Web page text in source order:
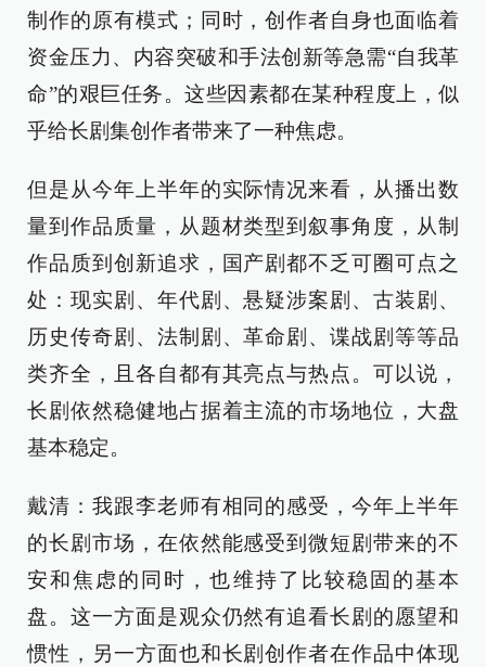
制作的原有模式；同时，创作者自身也面临着
资金压力、内容突破和手法创新等急需“自我革
命”的艰巨任务。这些因素都在某种程度上，似
乎给长剧集创作者带来了一种焦虑。
但是从今年上半年的实际情况来看，从播出数
量到作品质量，从题材类型到叙事角度，从制
作品质到创新追求，国产剧都不乏可圈可点之
处：现实剧、年代剧、悬疑涉案剧、古装剧、
历史传奇剧、法制剧、革命剧、谍战剧等等品
类齐全，且各自都有其亮点与热点。可以说，
长剧依然稳健地占据着主流的市场地位，大盘
基本稳定。
戴清：我跟李老师有相同的感受，今年上半年
的长剧市场，在依然能感受到微短剧带来的不
安和焦虑的同时，也维持了比较稳固的基本
盘。这一方面是观众仍然有追看长剧的愿望和
惯性，另一方面也和长剧创作者在作品中体现